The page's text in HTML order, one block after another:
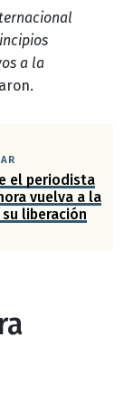
a la
el periodista
vuelva a la
su liberación